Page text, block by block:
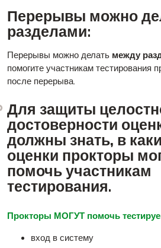
Перерывы можно
разделами:
Перерывы можно делать между
помогите участникам тестирования
после перерыва.
Для защиты
достоверности
должны знать, в
оценки прокторы
помочь участникам
тестирования.
Прокторы МОГУТ помочь
вход в систему